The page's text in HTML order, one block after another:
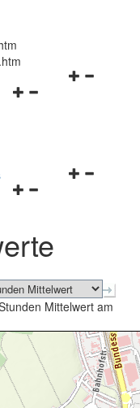
Navigationsmenü
Navigationsmenü
schließen
Mittelwert am